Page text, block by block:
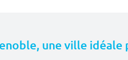
une ville idéale